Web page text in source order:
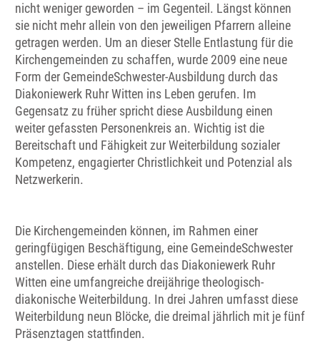
nicht weniger geworden – im Gegenteil. Längst können
sie nicht mehr allein von den jeweiligen Pfarrern alleine
getragen werden. Um an dieser Stelle Entlastung für die
Kirchengemeinden zu schaffen, wurde 2009 eine neue
Form der GemeindeSchwester-Ausbildung durch das
Diakoniewerk Ruhr Witten ins Leben gerufen. Im
Gegensatz zu früher spricht diese Ausbildung einen
weiter gefassten Personenkreis an. Wichtig ist die
Bereitschaft und Fähigkeit zur Weiterbildung sozialer
Kompetenz, engagierter Christlichkeit und Potenzial als
Netzwerkerin.
Die Kirchengemeinden können, im Rahmen einer
geringfügigen Beschäftigung, eine GemeindeSchwester
anstellen. Diese erhält durch das Diakoniewerk Ruhr
Witten eine umfangreiche dreijährige theologisch-
diakonische Weiterbildung. In drei Jahren umfasst diese
Weiterbildung neun Blöcke, die dreimal jährlich mit je fünf
Präsenztagen stattfinden.